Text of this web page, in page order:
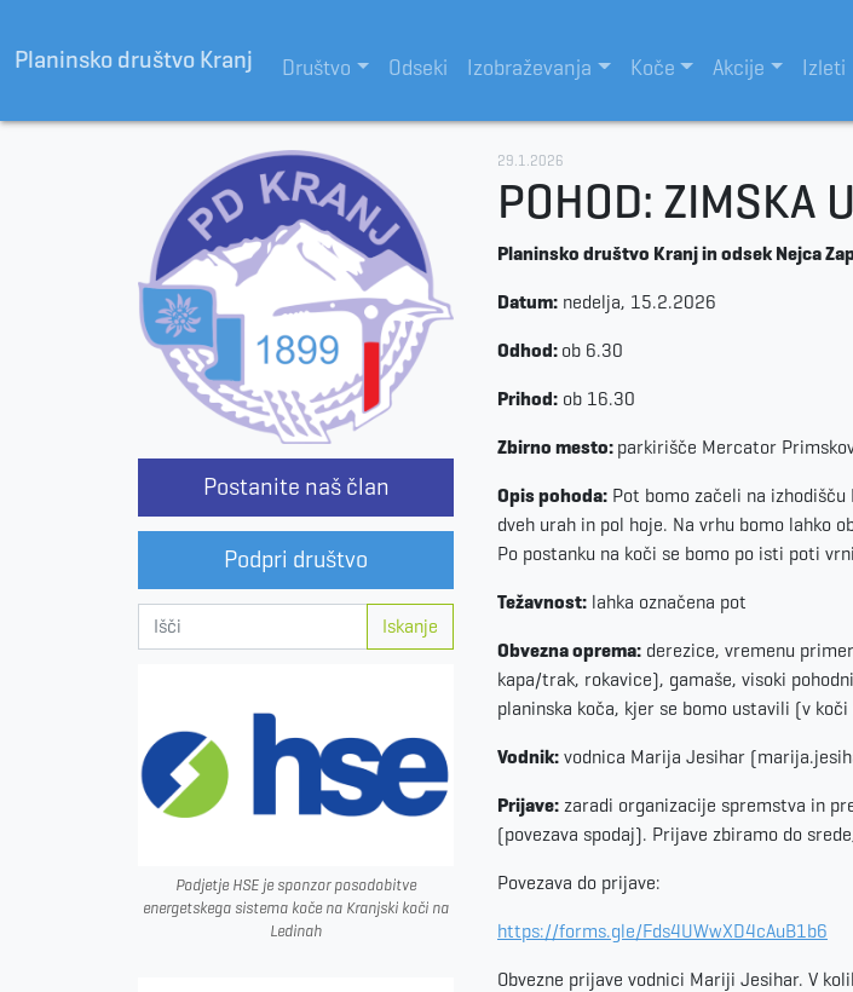
Planinsko društvo Kranj Društvo Odseki Izobraževanja Koče Akcije Izleti
29.1.2026
POHOD: ZIMSKA
Planinsko društvo Kranj in odsek Nejca
Datum: nedelja, 15.2.2026
Odhod: ob 6.30
Prihod: ob 16.30
Zbirno mesto: parkirišče Mercator
Opis pohoda: Pot bomo začeli na
dveh urah in pol hoje. Na vrhu bomo lahko
Po postanku na koči se bomo po isti poti
Težavnost: lahka označena pot
Obvezna oprema: derezice, vremenu
kapa/trak, rokavice), gamaše, visoki
planinska koča, kjer se bomo ustavili (v
Vodnik: vodnica Marija Jesihar
Prijave: zaradi organizacije spremstva in
(povezava spodaj). Prijave zbiramo do
Povezava do prijave:
https://forms.gle/Fds4UWwXD4cAuB1b6
Obvezne prijave vodnici Mariji Jesihar. V
Postanite naš član
Podpri društvo
Iskanje
Podjetje HSE je sponzor posodobitve
energetskega sistema koče na Kranjski koči na
Ledinah